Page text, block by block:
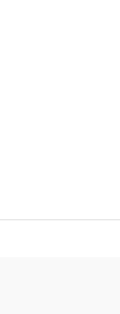
за
/ хартии
и хартии